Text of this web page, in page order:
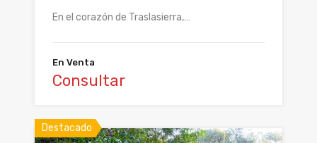
En el corazón de Traslasierra,…
En Venta
Consultar
Destacado